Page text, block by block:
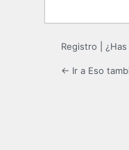
Registro
← Ir a Eso